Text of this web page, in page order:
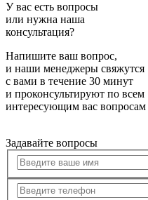
У вас есть вопросы
или нужна наша
консультация?
Напишите ваш вопрос,
и наши менеджеры свяжутся
с вами в течение 30 минут
и проконсультируют по всем
интересующим вас вопросам
Задавайте вопросы